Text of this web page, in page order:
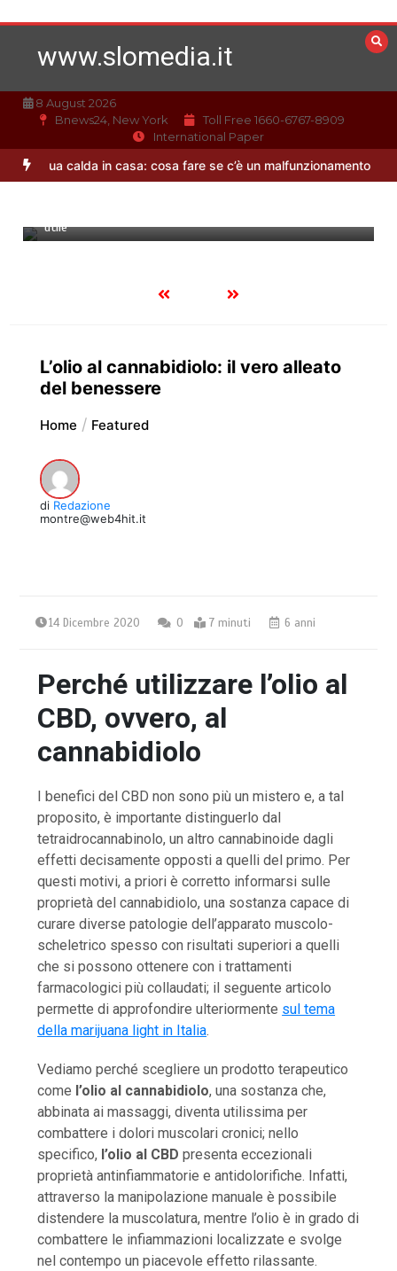
al
contenutowww.slomedia.it
8 August 2026
Bnews24, New York
Toll Free 1660-6767-8909
International Paper
calda in casa: cosa fare se c’è un malfunzionamento Offerte
utile
L’olio al cannabidiolo: il vero alleato
del benessere
Home Featured
di Redazione
montre@web4hit.it
14 Dicembre 2020 0 7 minuti 6 anni
Perché utilizzare l’olio al
CBD, ovvero, al
cannabidiolo
I benefici del CBD non sono più un mistero e, a tal
proposito, è importante distinguerlo dal
tetraidrocannabinolo, un altro cannabinoide dagli
effetti decisamente opposti a quelli del primo. Per
questi motivi, a priori è corretto informarsi sulle
proprietà del cannabidiolo, una sostanza capace di
curare diverse patologie dell’apparato muscolo-
scheletrico spesso con risultati superiori a quelli
che si possono ottenere con i trattamenti
farmacologici più collaudati; il seguente articolo
permette di approfondire ulteriormente sul tema
della marijuana light in Italia.
Vediamo perché scegliere un prodotto terapeutico
come l’olio al cannabidiolo, una sostanza che,
abbinata ai massaggi, diventa utilissima per
combattere i dolori muscolari cronici; nello
specifico, l’olio al CBD presenta eccezionali
proprietà antinfiammatorie e antidolorifiche. Infatti,
attraverso la manipolazione manuale è possibile
distendere la muscolatura, mentre l’olio è in grado di
combattere le infiammazioni localizzate e svolge
nel contempo un piacevole effetto rilassante.